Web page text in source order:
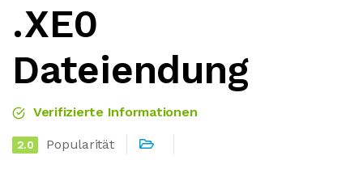
.XE0
Dateiendung
Verifizierte Informationen
2.0 Popularität